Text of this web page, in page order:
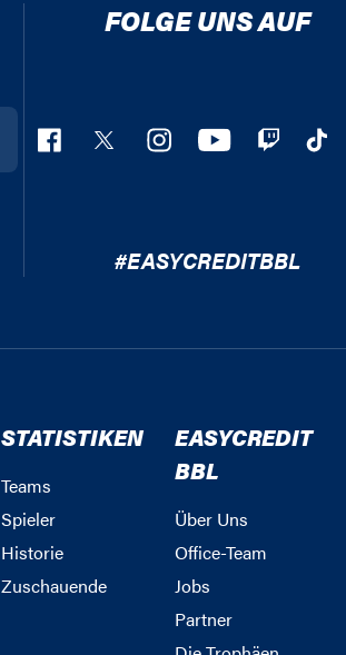
FOLGE UNS AUF
#EASYCREDITBBL
STATISTIKEN
Teams
Spieler
Historie
Zuschauende
EASYCREDIT
BBL
Über Uns
Office-Team
Jobs
Partner